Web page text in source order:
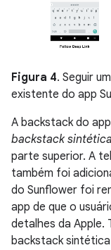
Figura 4. Seguir
existente do app
A backstack do
backstack sintética
parte superior. A
também foi
do Sunflower foi
app de que o
detalhes da Apple.
backstack